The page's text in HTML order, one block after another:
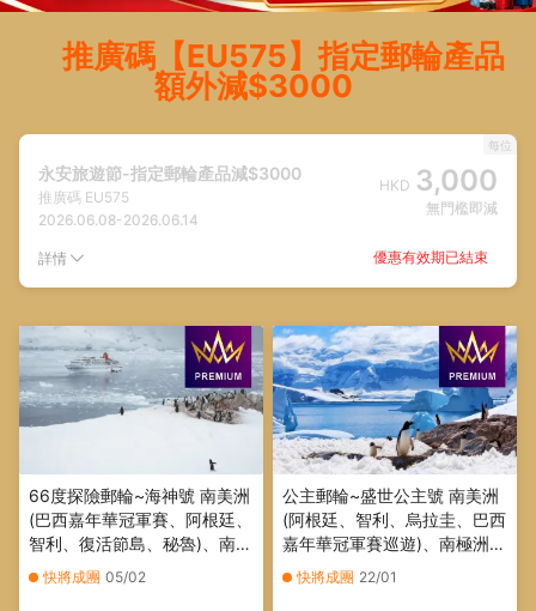
推廣碼【EU575】指定郵輪產品
額外減$3000
永安旅遊節-指定郵輪產品減$3000
推廣碼 EU575
2026.06.08-2026.06.14
HKD 3,000
無門檻即減
每位
詳情 優惠有效期已結束
66度探險郵輪~海神號 南美洲
(巴西嘉年華冠軍賽、阿根廷、
智利、復活節島、秘魯)、南極
洲 32天郵輪假期【優遊緻
選】
快將成團 05/02
公主郵輪~盛世公主號 南美洲
(阿根廷、智利、烏拉圭、巴西
嘉年華冠軍賽巡遊)、南極洲
26天豪華郵輪假期【優遊緻
選】
快將成團 22/01